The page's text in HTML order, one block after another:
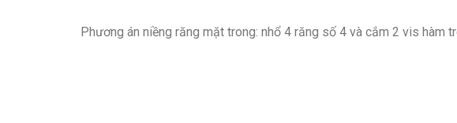
Phương án niềng răng mặt trong: nhổ 4 răng số 4 và cắm 2 vis hàm